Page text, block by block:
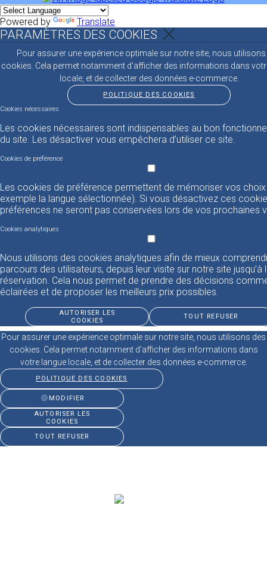
Powered by Translate
PARAMÈTRES DES COOKIES
Pour assurer une expérience optimale sur notre site, nous
cookies. Cela permet notamment d'afficher des informations dans
locale, et de collecter des données e-commerce.
POLITIQUE DES COOKIES
Cookies nécessaires
Les cookies nécessaires sont indispensables au bon
du site. Les désactiver vous empêchera d’utiliser ce site.
Cookies de préférence
Les cookies de préférence permettent de mémoriser vos
exemple la langue sélectionnée). Si vous désactivez ces
préférences ne seront pas conservées lors de vos prochaines
Cookies analytiques
Nous utilisons des cookies analytiques afin de mieux
parcours des utilisateurs, depuis leur visite sur notre site jusqu’à
réservation. Cela nous permet de prendre des décisions
éclairées et de proposer les meilleurs prix possibles.
AUTORISER LES
COOKIES
TOUT REFUSER
Pour assurer une expérience optimale sur notre site, nous utilisons des
cookies. Cela permet notamment d'afficher des informations dans
votre langue locale, et de collecter des données e-commerce.
POLITIQUE DES COOKIES
MODIFIER
AUTORISER LES
COOKIES
TOUT REFUSER